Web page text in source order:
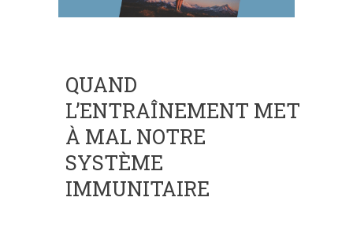
QUAND
L’ENTRAÎNEMENT MET
À MAL NOTRE
SYSTÈME
IMMUNITAIRE